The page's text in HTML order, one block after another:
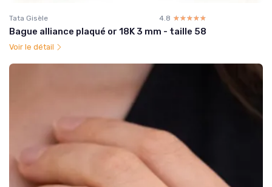
Tata Gisèle 4.8 ☆☆☆☆☆
★★★★★
Bague alliance plaqué or 18K 3 mm - taille 58
Voir le détail